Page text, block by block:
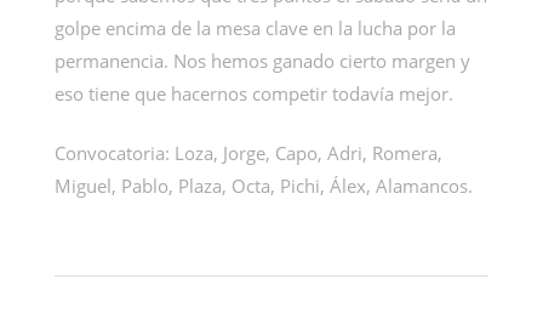
golpe encima de la mesa clave en la lucha por la
permanencia. Nos hemos ganado cierto margen y
eso tiene que hacernos competir todavía mejor.
Convocatoria: Loza, Jorge, Capo, Adri, Romera,
Miguel, Pablo, Plaza, Octa, Pichi, Álex, Alamancos.